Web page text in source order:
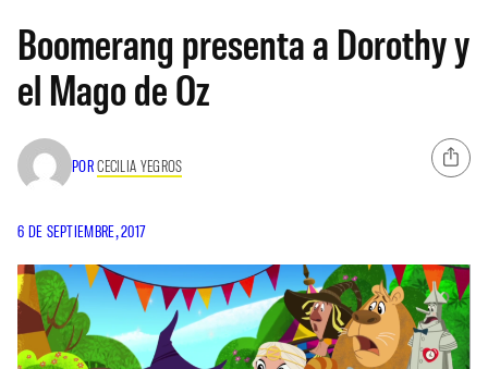
Boomerang presenta a Dorothy y
el Mago de Oz
PORCECILIA YEGROS
6 DE SEPTIEMBRE, 2017